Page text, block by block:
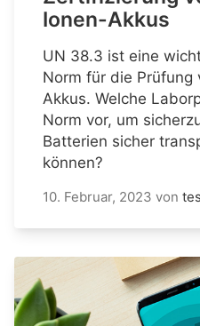
Ionen-Akkus
UN 38.3 ist eine
Norm für die Prüfung
Akkus. Welche
Norm vor, um
Batterien sicher
können?
10. Februar, 2023 von